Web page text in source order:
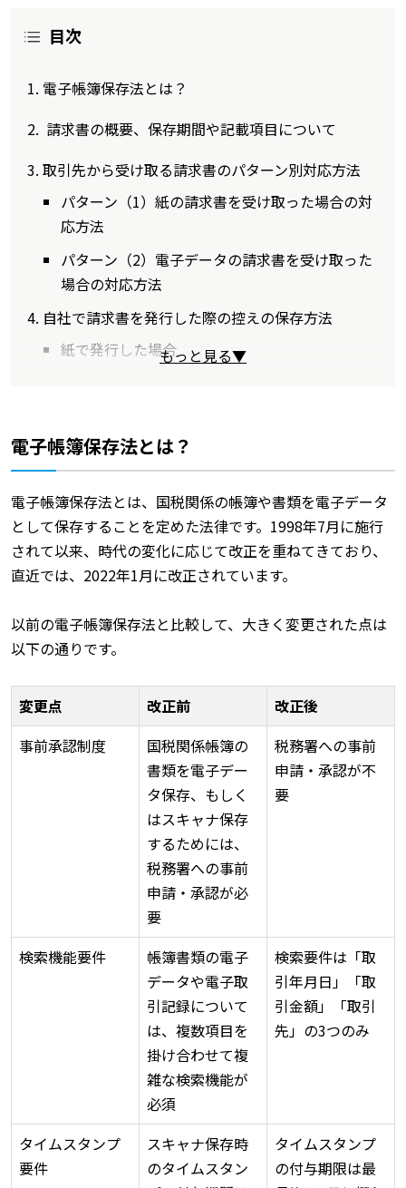
目次
電子帳簿保存法とは？
請求書の概要、保存期間や記載項目について
取引先から受け取る請求書のパターン別対応方法
パターン（1）紙の請求書を受け取った場合の対
応方法
パターン（2）電子データの請求書を受け取った
場合の対応方法
自社で請求書を発行した際の控えの保存方法
紙で発行した場合もっと見る▼
電子帳簿保存法とは？
電子帳簿保存法とは、国税関係の帳簿や書類を電子データ
として保存することを定めた法律です。1998年7月に施行
されて以来、時代の変化に応じて改正を重ねてきており、
直近では、2022年1月に改正されています。
以前の電子帳簿保存法と比較して、大きく変更された点は
以下の通りです。
変更点 改正前
改正後
事前承認制度
国税関係帳簿の
書類を電子デー
タ保存、もしく
はスキャナ保存
するためには、
税務署への事前
申請・承認が必
要
税務署への事前
申請・承認が不
要
検索機能要件
帳簿書類の電子
データや電子取
引記録について
は、複数項目を
掛け合わせて複
雑な検索機能が
必須
検索要件は「取
引年月日」「取
引金額」「取引
先」の3つのみ
タイムスタンプ
要件
スキャナ保存時
のタイムスタン
タイムスタンプ
の付与期限は最